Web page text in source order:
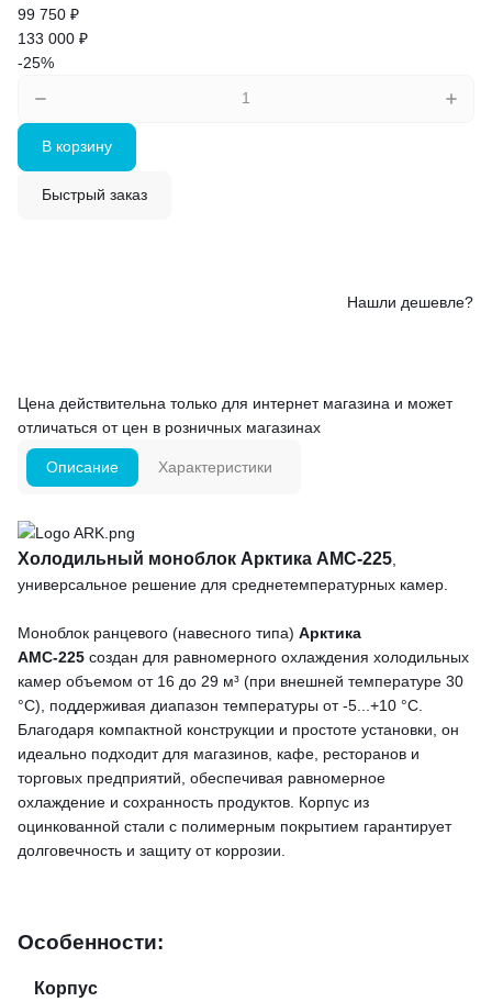
99 750 ₽
133 000 ₽
-25%
В корзину
Быстрый заказ
Нашли дешевле?
Цена действительна только для интернет магазина и может
отличаться от цен в розничных магазинах
Описание
Холодильный моноблок Арктика АМС-225,
универсальное решение для среднетемпературных камер.
Моноблок ранцевого (навесного типа) Арктика
АМС-225 создан для равномерного охлаждения холодильных
камер объемом от 16 до 29 м³ (при внешней температуре 30
°С), поддерживая диапазон температуры от -5...+10 °С.
Благодаря компактной конструкции и простоте установки, он
идеально подходит для магазинов, кафе, ресторанов и
торговых предприятий, обеспечивая равномерное
охлаждение и сохранность продуктов. Корпус из
оцинкованной стали с полимерным покрытием гарантирует
долговечность и защиту от коррозии.
Особенности:
Корпус
Характеристики